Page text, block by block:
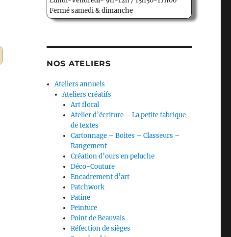
Fermé samedi & dimanche
NOS ATELIERS
Ateliers annuels
Ateliers créatifs
Art floral
Atelier d’écriture – La petite fabrique
de textes
Cartonnage – Boites – Classeurs –
Rangement
Création d’ours en peluche
Déco-Couture
Encadrement d’art
Patchwork
Patine
Peinture
Point de Beauvais
Réfection de sièges